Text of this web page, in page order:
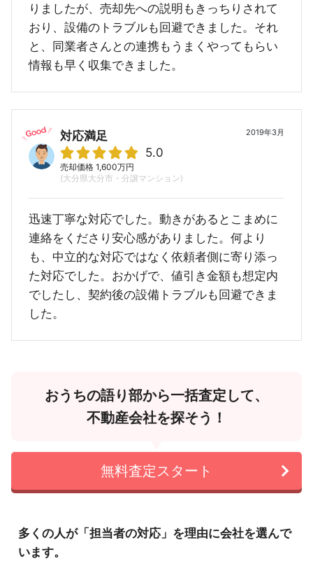
りましたが、売却先への説明もきっちりされて
おり、設備のトラブルも回避できました。それ
と、同業者さんとの連携もうまくやってもらい
情報も早く収集できました。
2019年3月
対応満足
5.0
売却価格 1,600万円
(大分県大分市・分譲マンション)
迅速丁寧な対応でした。動きがあるとこまめに
連絡をくださり安心感がありました。何より
も、中立的な対応ではなく依頼者側に寄り添っ
た対応でした。おかげで、値引き金額も想定内
でしたし、契約後の設備トラブルも回避できま
した。
おうちの語り部から一括査定して、
不動産会社を探そう！
無料査定スタート
多くの人が「担当者の対応」を理由に会社を選んで
います。